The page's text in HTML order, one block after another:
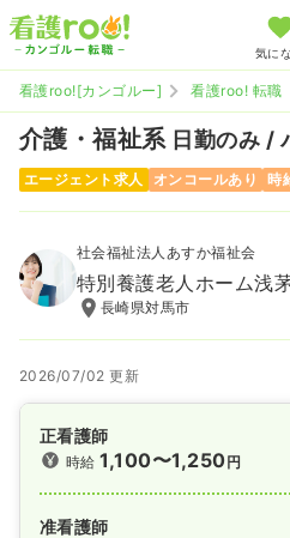
気に
看護roo![カンゴルー] 看護roo! 転職
介護・福祉系 日勤のみ /
エージェント求人 オンコールあり 時
社会福祉法人あすか福祉会
特別養護老人ホーム浅
長崎県対馬市
2026/07/02 更新
正看護師
時給1,100〜1,250円
准看護師